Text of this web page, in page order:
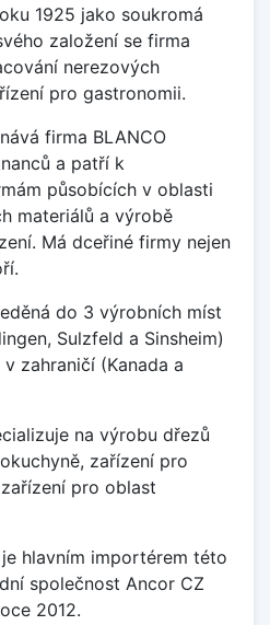
1925 jako soukromá
založení se firma
nerezových
pro gastronomii.
firma BLANCO
a patří k
působících v oblasti
materiálů a výrobě
Má dceřiné firmy nejen
do 3 výrobních míst
Sulzfeld a Sinsheim)
zahraničí (Kanada a
na výrobu dřezů
zařízení pro
pro oblast
hlavním importérem této
společnost Ancor CZ
2012.